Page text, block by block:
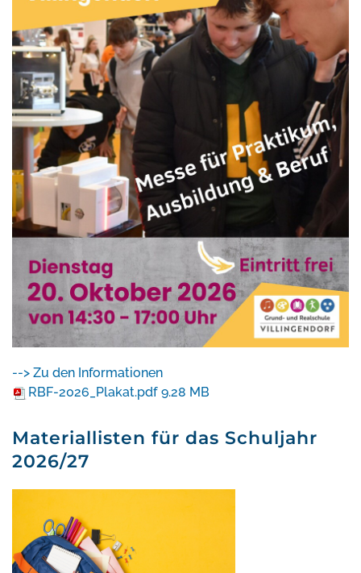
--> Zu den Informationen
RBF-2026_Plakat.pdf 9.28 MB
Materiallisten für das Schuljahr
2026/27